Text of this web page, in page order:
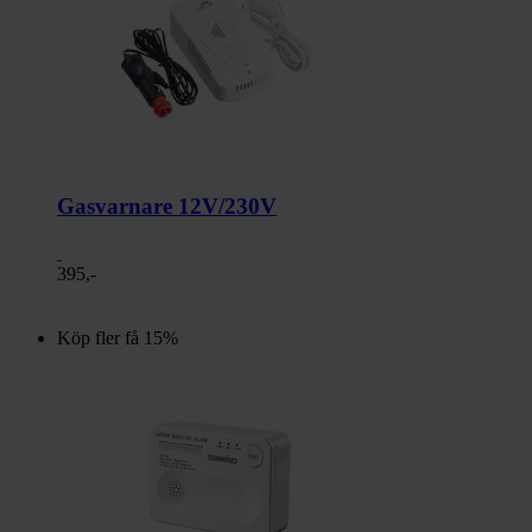
Gasvarnare 12V/230V
395,-
Köp fler få 15%